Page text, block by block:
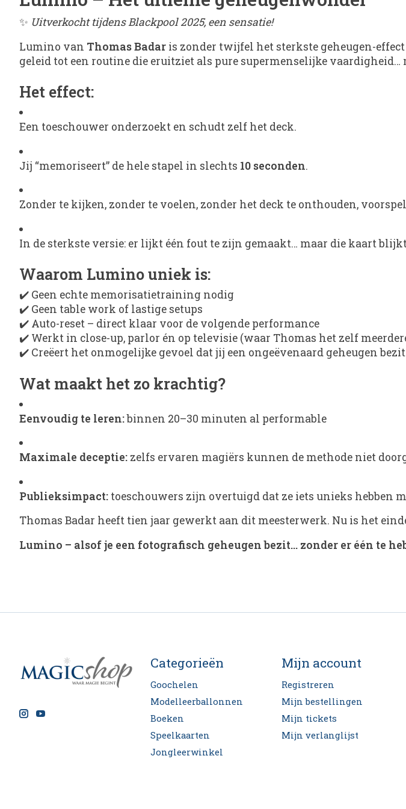
✨ Uitverkocht tijdensBlackpool 2025, een sensatie!
Lumino van Thomas Badar is zonder twijfel het sterkste geheugen-
geleid tot een routine die eruitziet als pure supermenselijke
Het effect:
Een toeschouwer onderzoekt en schudt zelf het deck.
Jij “memoriseert” de hele stapel in slechts 10 seconden.
Zonder te kijken, zonder te voelen, zonder het deck te onthouden,
In de sterkste versie: er lijkt één fout te zijn gemaakt… maar die kaart
Waarom Lumino uniek is:
✔️ Geen echte memorisatietraining nodig
✔️ Geen table work of lastige setups
✔️ Auto-reset – direct klaar voor de volgende performance
✔️ Werkt in close-up, parlor én op televisie (waar Thomas het zelf
✔️ Creëert het onmogelijke gevoel dat jij een ongeëvenaard geheugen bezit
Wat maakt het zo krachtig?
Eenvoudig te leren:binnen 20–30 minuten al performable
Maximale deceptie: zelfs ervaren magiërs kunnen de methode niet
Publieksimpact: toeschouwers zijn overtuigd dat ze iets unieks hebben
Thomas Badar heeft tien jaar gewerkt aan dit meesterwerk. Nu is het
Lumino – alsof je een fotografisch geheugen bezit… zonder er één te
Categorieën
Goochelen
Modelleerballonnen
Boeken
Speelkaarten
Jongleerwinkel
Mijn account
Registreren
Mijn bestellingen
Mijn tickets
Mijn verlanglijst